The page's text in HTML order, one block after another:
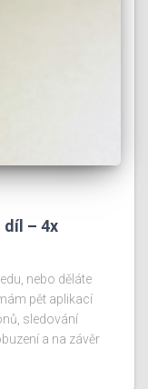
díl – 4x
nebo děláte
pět aplikací
sledování
a na závěr